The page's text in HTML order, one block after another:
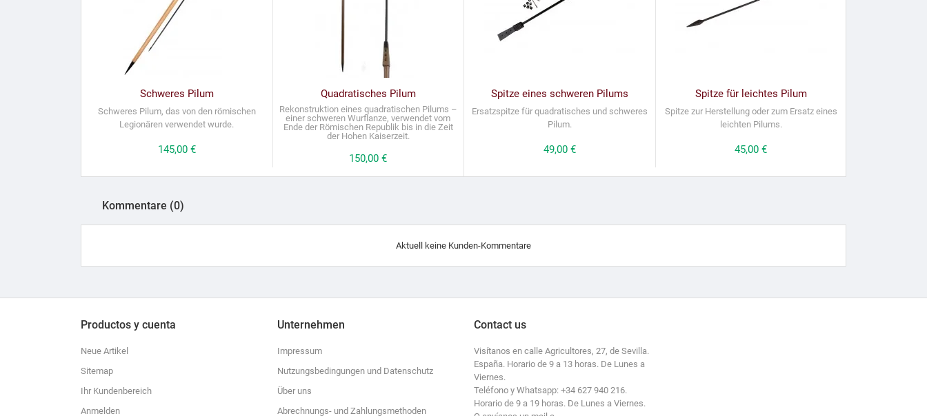
Schweres Pilum
Schweres Pilum, das von den römischen
Legionären verwendet wurde.
Preis
145,00 €
Quadratisches Pilum
Rekonstruktion eines quadratischen Pilums –
einer schweren Wurflanze, verwendet vom
Ende der Römischen Republik bis in die Zeit
der Hohen Kaiserzeit.
Preis
150,00 €
Spitze eines schweren Pilums
Ersatzspitze für quadratisches und schweres
Pilum.
Preis
49,00 €
Spitze für leichtes Pilum
Spitze zur Herstellung oder zum Ersatz eines
leichten Pilums.
Preis
45,00 €
Kommentare (0)
Aktuell keine Kunden-Kommentare
Productos y cuenta
Neue Artikel
Sitemap
Ihr Kundenbereich
Anmelden
Unternehmen
Impressum
Nutzungsbedingungen und Datenschutz
Über uns
Abrechnungs- und Zahlungsmethoden
Contact us
Visítanos en calle Agricultores, 27, de Sevilla.
España. Horario de 9 a 13 horas. De Lunes a
Viernes.
Teléfono y Whatsapp: +34 627 940 216.
Horario de 9 a 19 horas. De Lunes a Viernes.